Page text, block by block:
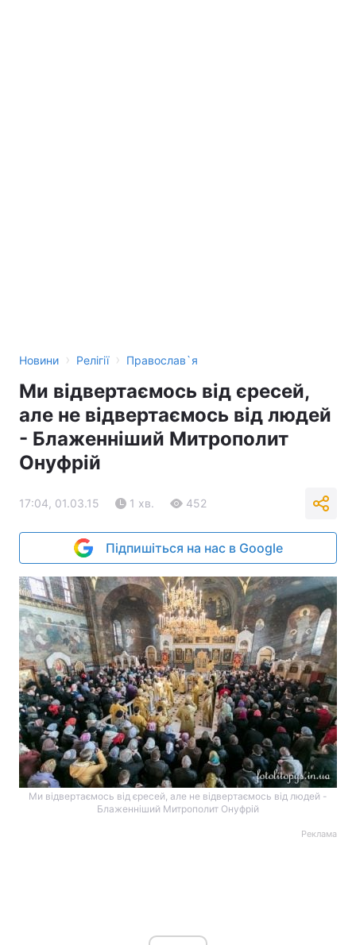
Новини › Релігії › Православ`я
Ми відвертаємось від єресей,
але не відвертаємось від людей
- Блаженніший Митрополит
Онуфрій
17:04, 01.03.15 1 хв. 452
Підпишіться на нас в Google
Ми відвертаємось від єресей, але не відвертаємось від людей -
Блаженніший Митрополит Онуфрій
Реклама